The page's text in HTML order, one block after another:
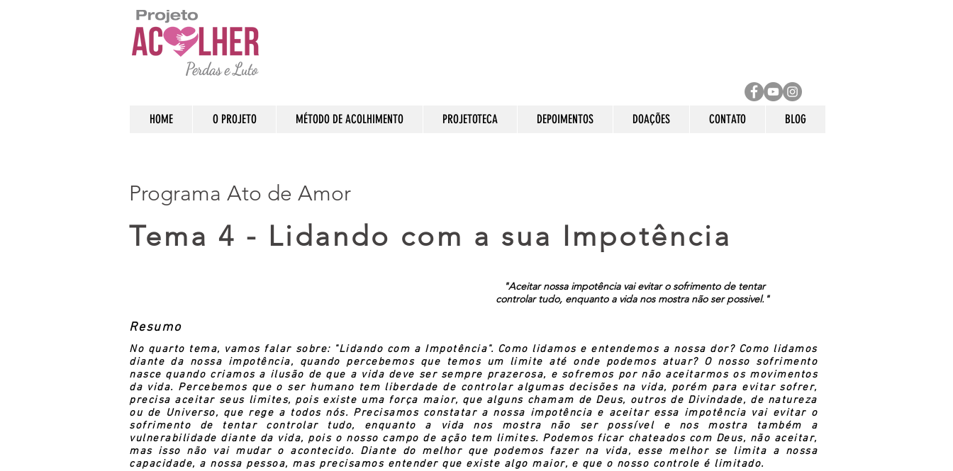
HOME O PROJETO MÉTODO DE ACOLHIMENTO PROJETOTECA DEPOIMENTOS DOAÇÕES CONTATO BLOG
Programa Ato de Amor
Tema 4 - Lidando com a sua Impotência
"Aceitar nossa impotência vai evitar o sofrimento de tentar
controlar tudo, enquanto a vida nos mostra não ser possivel."
Resumo
No quarto tema, vamos falar sobre: "Lidando com a Impotência". Como lidamos e entendemos a nossa dor? Como lidamos
diante da nossa impotência, quando percebemos que temos um limite até onde podemos atuar? O nosso sofrimento
nasce quando criamos a ilusão de que a vida deve ser sempre prazerosa, e sofremos por não aceitarmos os movimentos
da vida. Percebemos que o ser humano tem liberdade de controlar algumas decisões na vida, porém para evitar sofrer,
precisa aceitar seus limites, pois existe uma força maior, que alguns chamam de Deus, outros de Divindade, de natureza
ou de Universo, que rege a todos nós. Precisamos constatar a nossa impotência e aceitar essa impotência vai evitar o
sofrimento de tentar controlar tudo, enquanto a vida nos mostra não ser possívele nos mostra também a
vulnerabilidade diante da vida, pois o nosso campo de ação tem limites. Podemos ficar chateados com Deus, não aceitar,
mas isso não vai mudar o acontecido. Diante do melhor que podemos fazer na vida, esse melhor se limita a nossa
capacidade, a nossa pessoa, mas precisamos entender que existe algo maior, e que o nosso controle é limitado.